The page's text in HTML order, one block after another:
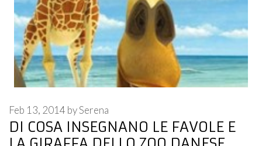
DI COSA INSEGNANO LE FAVOLE E
Feb 13, 2014 bySerena